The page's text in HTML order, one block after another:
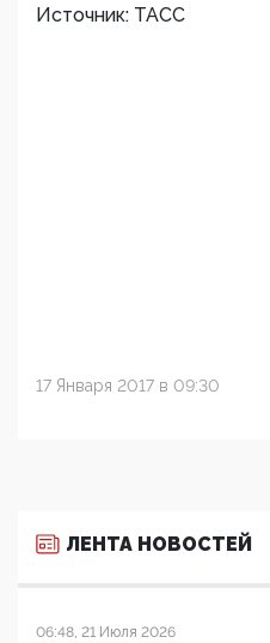
Источник: ТАСС
17 Января 2017 в 09:30
ЛЕНТА НОВОСТЕЙ
06:48, 21 Июля 2026